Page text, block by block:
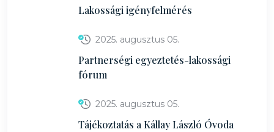
Lakossági igényfelmérés
2025. augusztus 05.
Partnerségi egyeztetés-lakossági
fórum
2025. augusztus 05.
Tájékoztatás a Kállay László Óvoda